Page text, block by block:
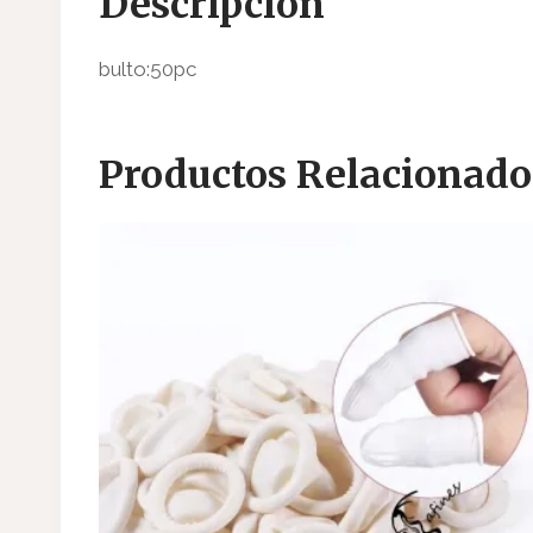
bulto:50pc
Productos